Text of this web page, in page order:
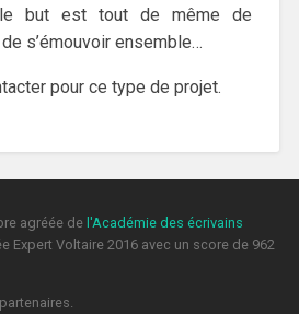
but est tout de même de
s’émouvoir ensemble…
pour ce type de projet.
agréée de l'Académie des écrivains
Expert Voltaire 2016 avec un score de 962